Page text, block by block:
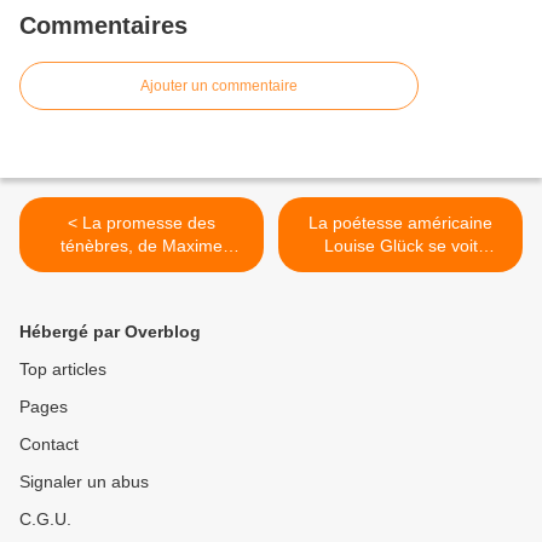
Commentaires
Ajouter un commentaire
< La promesse des
ténèbres, de Maxime
Chattam
La poétesse américaine
Louise Glück se voit
décerner le Prix Nobel de
Hébergé par Overblog
Top articles
Pages
Contact
Signaler un abus
C.G.U.